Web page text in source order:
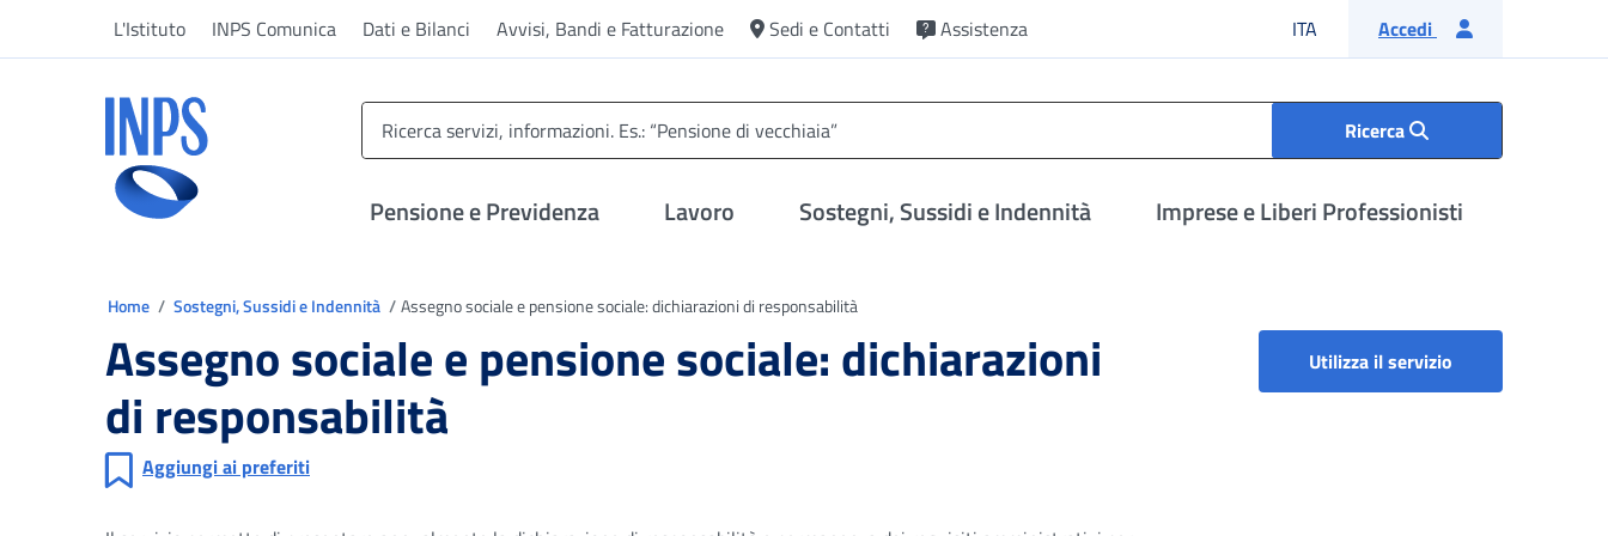
L'Istituto INPS Comunica Dati e Bilanci Avvisi, Bandi e Fatturazione Sedi e Contatti Assistenza ITA Lingua italiana
Accedi
Ricerca
Pensione e Previdenza Lavoro Sostegni, Sussidi e Indennità Imprese e Liberi Professionisti
Home Sostegni, Sussidi e Indennità Assegno sociale e pensione sociale: dichiarazioni di responsabilità
Assegno sociale e pensione sociale: dichiarazioni
di responsabilità
Aggiungi ai preferiti
Utilizza il servizio